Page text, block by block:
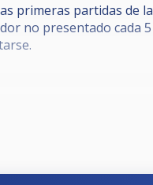
primeras partidas de la
no presentado cada 5